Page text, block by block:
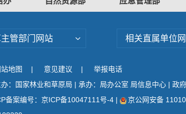
管部门网站 相关直属单位
站地图 | 意见建议 |
举报电话
办：国家林业和草原局 | 承办：局办公室 局信息中心 | 政
备案编号：京ICP备10047111号-4 | 京公网安备